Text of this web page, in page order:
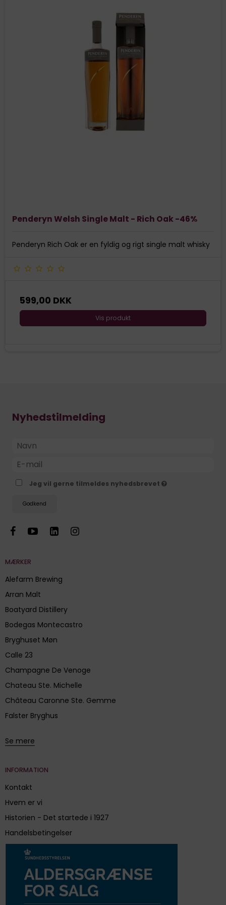
Penderyn Welsh Single Malt - Rich Oak -46%
Penderyn Rich Oak er en fyldig og rigt single malt whisky
599,00 DKK
Vis produkt
Nyhedstilmelding
Jeg vil gerne tilmeldes nyhedsbrevet
Godkend
MÆRKER
Alefarm Brewing
Arran Malt
Boatyard Distillery
Bodegas Montecastro
Bryghuset Møn
Calle 23
Champagne De Venoge
Chateau Ste. Michelle
Château Caronne Ste. Gemme
Falster Bryghus
Se mere
INFORMATION
Kontakt
Hvem er vi
Historien - Det startede i 1927
Handelsbetingelser